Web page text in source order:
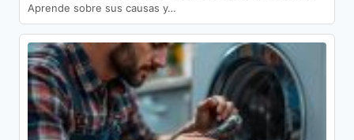
Aprende sobre sus causas y…